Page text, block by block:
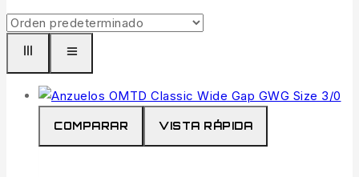
COMPARAR VISTA RÁPIDA